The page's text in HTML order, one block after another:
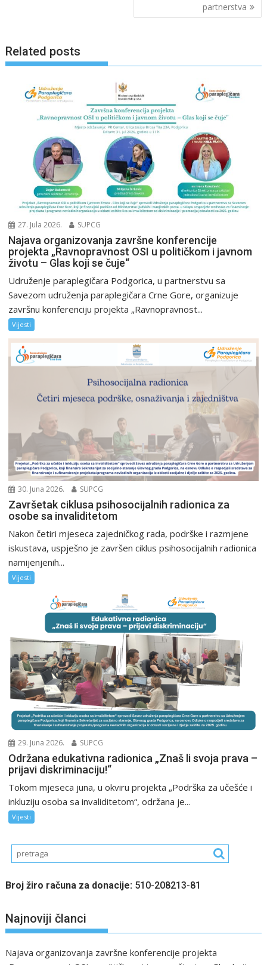
partnerstva
Related posts
27. Jula 2026. SUPCG
Najava organizovanja završne konferencije
projekta „Ravnopravnost OSI u političkom i javnom
životu – Glas koji se čuje“
Udruženje paraplegičara Podgorica, u partnerstvu sa
Savezom udruženja paraplegičara Crne Gore, organizuje
završnu konferenciju projekta „Ravnopravnost...
Vijesti
30. Juna 2026. SUPCG
Završetak ciklusa psihosocijalnih radionica za
osobe sa invaliditetom
Nakon četiri mjeseca zajedničkog rada, podrške i razmjene
iskustava, uspješno je završen ciklus psihosocijalnih radionica
namijenjenih...
Vijesti
29. Juna 2026. SUPCG
Održana edukativna radionica „Znaš li svoja prava –
prijavi diskriminaciju!“
Tokom mjeseca juna, u okviru projekta „Podrška za učešće i
inkluziju osoba sa invaliditetom“, održana je...
Vijesti
Broj žiro računa za donacije: 510-208213-81
Najnoviji članci
Najava organizovanja završne konferencije projekta